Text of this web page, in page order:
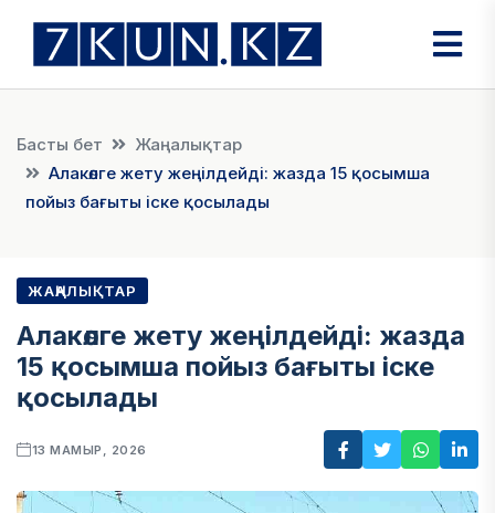
Басты бет
Жаңалықтар
Алакөлге жету жеңілдейді: жазда 15 қосымша
пойыз бағыты іске қосылады
ЖАҢАЛЫҚТАР
Алакөлге жету жеңілдейді: жазда
15 қосымша пойыз бағыты іске
қосылады
13 МАМЫР, 2026